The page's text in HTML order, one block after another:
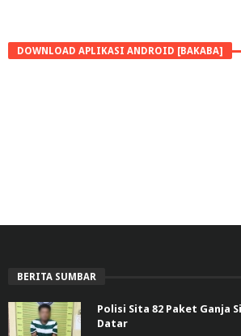
DOWNLOAD APLIKASI ANDROID [BAKABA]
BERITA SUMBAR
Polisi Sita 82 Paket Ganja
Datar